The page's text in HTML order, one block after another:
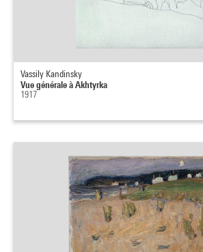
Vassily Kandinsky
Vue générale à Akhtyrka
1917